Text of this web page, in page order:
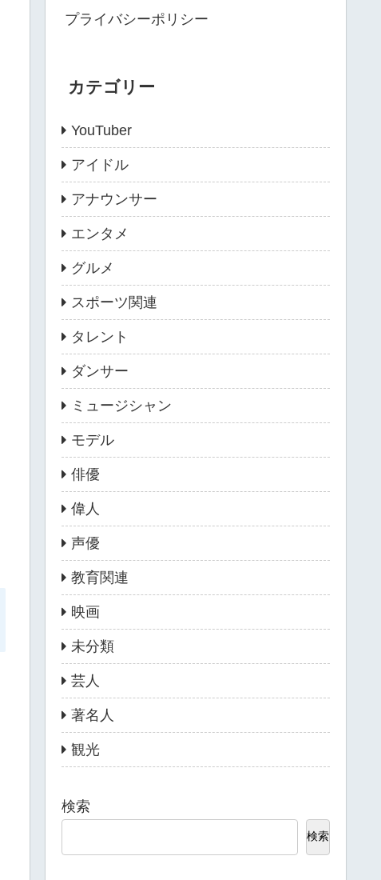
プライバシーポリシー
カテゴリー
YouTuber
アイドル
アナウンサー
エンタメ
グルメ
スポーツ関連
タレント
ダンサー
ミュージシャン
モデル
俳優
偉人
声優
教育関連
映画
未分類
芸人
著名人
観光
検索
検索